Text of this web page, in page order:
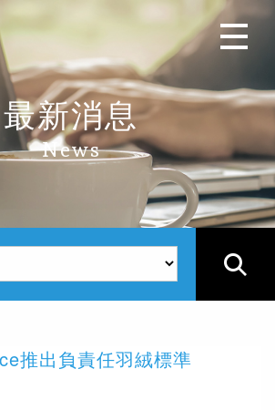
最新消息
News
推出負責任羽絨標準